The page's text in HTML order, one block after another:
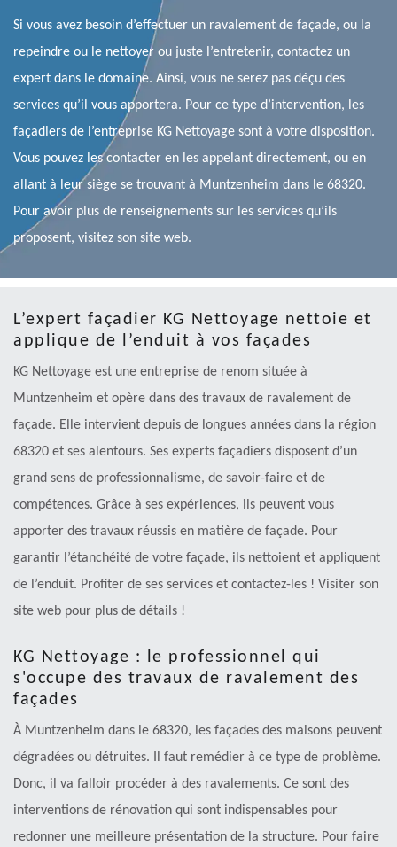
Si vous avez besoin d’effectuer un ravalement de façade, ou la
repeindre ou le nettoyer ou juste l’entretenir, contactez un
expert dans le domaine. Ainsi, vous ne serez pas déçu des
services qu’il vous apportera. Pour ce type d’intervention, les
façadiers de l’entreprise KG Nettoyage sont à votre disposition.
Vous pouvez les contacter en les appelant directement, ou en
allant à leur siège se trouvant à Muntzenheim dans le 68320.
Pour avoir plus de renseignements sur les services qu’ils
proposent, visitez son site web.
L’expert façadier KG Nettoyage nettoie et
applique de l’enduit à vos façades
KG Nettoyage est une entreprise de renom située à
Muntzenheim et opère dans des travaux de ravalement de
façade. Elle intervient depuis de longues années dans la région
68320 et ses alentours. Ses experts façadiers disposent d’un
grand sens de professionnalisme, de savoir-faire et de
compétences. Grâce à ses expériences, ils peuvent vous
apporter des travaux réussis en matière de façade. Pour
garantir l’étanchéité de votre façade, ils nettoient et appliquent
de l’enduit. Profiter de ses services et contactez-les ! Visiter son
site web pour plus de détails !
KG Nettoyage : le professionnel qui
s'occupe des travaux de ravalement des
façades
À Muntzenheim dans le 68320, les façades des maisons peuvent
dégradées ou détruites. Il faut remédier à ce type de problème.
Donc, il va falloir procéder à des ravalements. Ce sont des
interventions de rénovation qui sont indispensables pour
redonner une meilleure présentation de la structure. Pour faire